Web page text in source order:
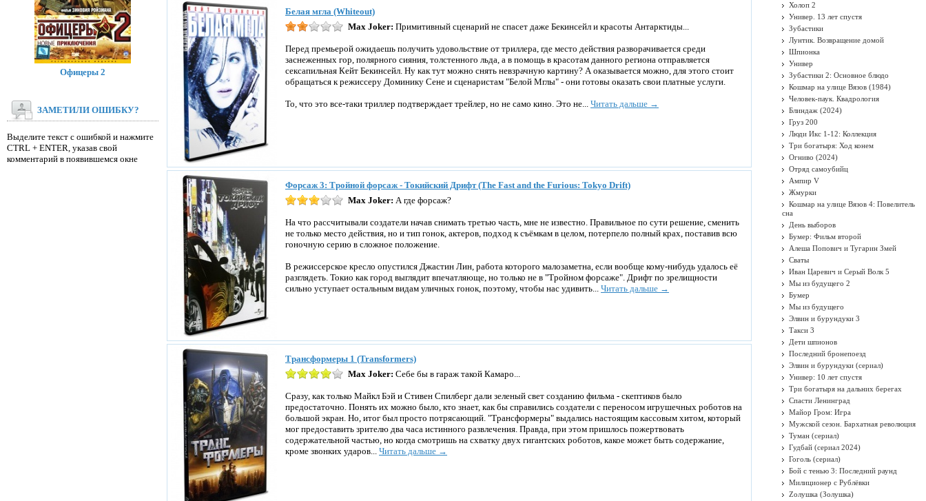
Белая мгла (Whiteout)
Max Joker: Примитивный сценарий не спасет даже Бекинсейл и красоты Антарктиды...
Перед премьерой ожидаешь получить удовольствие от триллера, где место действия разворачивается среди
заснеженных гор, полярного сияния, толстенного льда, а в помощь в красотам данного региона отправляется
сексапильная Кейт Бекинсейл. Ну как тут можно снять невзрачную картину? А оказывается можно, для этого стоит
обращаться к режиссеру Доминику Сене и сценаристам "Белой Мглы" - они готовы оказать свои платные услуги.
То, что это все-таки триллер подтверждает трейлер, но не само кино. Это не... Читать дальше →
Форсаж 3: Тройной форсаж - Токийский Дрифт (The Fast and the Furious: Tokyo Drift)
Max Joker: А где форсаж?
На что рассчитывали создатели начав снимать третью часть, мне не известно. Правильное по сути решение, сменить
не только место действия, но и тип гонок, актеров, подход к съёмкам в целом, потерпело полный крах, поставив всю
гоночную серию в сложное положение.
В режиссерское кресло опустился Джастин Лин, работа которого малозаметна, если вообще кому-нибудь удалось её
разглядеть. Токио как город выглядит впечатляюще, но только не в "Тройном форсаже". Дрифт по зрелищности
сильно уступает остальным видам уличных гонок, поэтому, чтобы нас удивить... Читать дальше →
Трансформеры 1 (Transformers)
Max Joker: Себе бы в гараж такой Камаро...
Сразу, как только Майкл Бэй и Стивен Спилберг дали зеленый свет созданию фильма - скептиков было
предостаточно. Понять их можно было, кто знает, как бы справились создатели с переносом игрушечных роботов на
большой экран. Но, итог был просто потрясающий. "Трансформеры" выдались настоящим кассовым хитом, который
мог предоставить зрителю два часа истинного развлечения. Правда, при этом пришлось пожертвовать
содержательной частью, но когда смотришь на схватку двух гигантских роботов, какое может быть содержание,
кроме звонких ударов... Читать дальше →
Офицеры 2
ЗАМЕТИЛИ ОШИБКУ?
Выделите текст с ошибкой и нажмите
CTRL + ENTER, указав свой
комментарий в появившемся окне
Холоп 2
Универ. 13 лет спустя
Зубастики
Лунтик. Возвращение домой
Шпионка
Универ
Зубастики 2: Основное блюдо
Кошмар на улице Вязов (1984)
Человек-паук. Квадрология
Блиндаж (2024)
Груз 200
Люди Икс 1-12: Коллекция
Три богатыря: Ход конем
Огниво (2024)
Отряд самоубийц
Ампир V
Жмурки
Кошмар на улице Вязов 4: Повелитель
сна
День выборов
Бумер: Фильм второй
Алеша Попович и Тугарин Змей
Сваты
Иван Царевич и Серый Волк 5
Мы из будущего 2
Бумер
Мы из будущего
Элвин и бурундуки 3
Такси 3
Дети шпионов
Последний бронепоезд
Элвин и бурундуки (сериал)
Универ: 10 лет спустя
Три богатыря на дальних берегах
Спасти Ленинград
Майор Гром: Игра
Мужской сезон. Бархатная революция
Туман (сериал)
Гудбай (сериал 2024)
Гоголь (сериал)
Бой с тенью 3: Последний раунд
Милиционер с Рублёвки
Zолушка (Золушка)